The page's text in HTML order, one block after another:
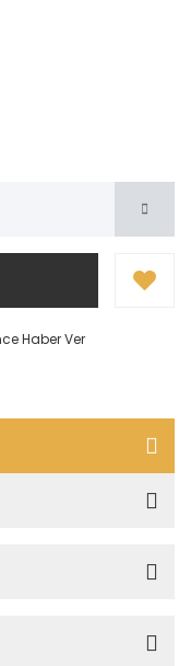
Haber Ver